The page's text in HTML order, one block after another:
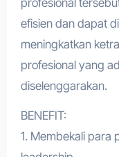
profesional
efisien dan dapat
meningkatkan
profesional yang
diselenggarakan.
BENEFIT:
1. Membekali para